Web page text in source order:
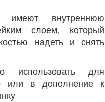
имеют внутреннюю
слоем, который
надеть и снять
использовать для
или в дополнение к